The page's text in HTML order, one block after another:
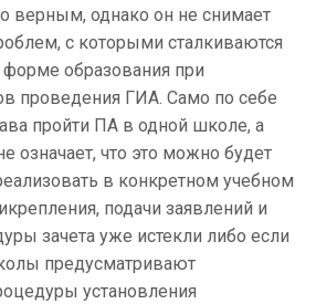
верным, однако он не снимает
с которыми сталкиваются
образования при
проведения ГИА. Само по себе
пройти ПА в одной школе, а
означает, что это можно будет
в конкретном учебном
подачи заявлений и
зачета уже истекли либо если
предусматривают
установления